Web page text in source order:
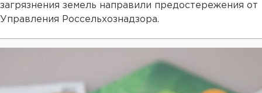
загрязнения земель направили предостережения от
Управления Россельхознадзора.